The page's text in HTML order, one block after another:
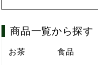
商品一覧から探す
お茶 食品